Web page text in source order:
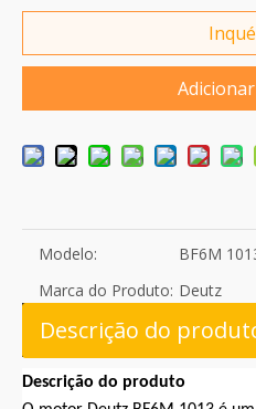
Modelo:
BF6M
Marca do Produto: Deutz
Descrição do
Descrição do produto